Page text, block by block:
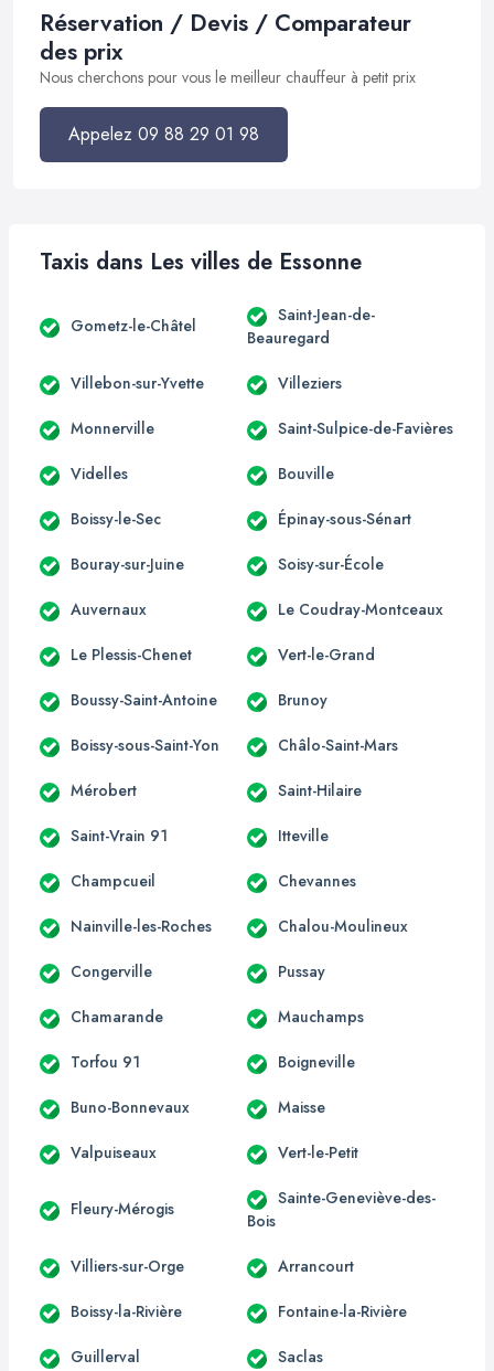
Réservation / Devis / Comparateur
des prix
Nous cherchons pour vous le meilleur chauffeur à petit prix
Appelez 09 88 29 01 98
Taxis dans Les villes de Essonne
Gometz-le-Châtel
Saint-Jean-de-
Beauregard
Villebon-sur-Yvette Villeziers
Monnerville Saint-Sulpice-de-Favières
Videlles Bouville
Boissy-le-Sec Épinay-sous-Sénart
Bouray-sur-Juine Soisy-sur-École
Auvernaux Le Coudray-Montceaux
Le Plessis-Chenet Vert-le-Grand
Boussy-Saint-Antoine Brunoy
Boissy-sous-Saint-Yon Châlo-Saint-Mars
Mérobert Saint-Hilaire
Saint-Vrain 91 Itteville
Champcueil Chevannes
Nainville-les-Roches Chalou-Moulineux
Congerville Pussay
Chamarande Mauchamps
Torfou 91 Boigneville
Buno-Bonnevaux Maisse
Valpuiseaux Vert-le-Petit
Fleury-Mérogis
Sainte-Geneviève-des-
Bois
Villiers-sur-Orge Arrancourt
Boissy-la-Rivière Fontaine-la-Rivière
Guillerval Saclas